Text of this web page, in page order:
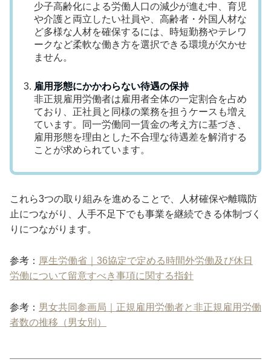
少子高齢化による労働人口の減少が進む中、育児
や介護と両立したい社員や、高齢者・外国人材な
ど多様な人材を確保するには、時短勤務やテレワ
ークなど柔軟な働き方を選択できる環境が欠かせ
ません。
雇用形態にかかわらない待遇の保持
非正規雇用労働者は雇用者全体の一定割合を占め
ており、正社員と同様の業務を担うケースも増え
ています。同一労働同一賃金の考え方に基づき、
雇用形態を理由とした不合理な待遇差を解消する
ことが求められています。
これら3つの取り組みを進めることで、人材確保や離職防
止につながり、人手不足下でも事業を継続できる体制づく
りにつながります。
参考： 厚生労働省｜36協定で定める時間外労働及び休日
労働について留意すべき事項に関する指針
参考： 男女共同参画局｜正規雇用労働者と非正規雇用労働
者数の推移（男女別）